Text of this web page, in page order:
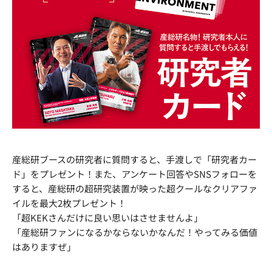
産総研ブースの研究者に質問すると、手渡しで「研究者カー
ド」をプレゼント！また、アンケート回答やSNSフォローを
すると、産総研の超研究装置が映った超クールなクリアファ
イルを最大2枚プレゼント！
「超KEKさんだけに良い思いはさせませんよ」
「産総研ファンになるかならないかなんだ！やってみる価値
はありますぜ」